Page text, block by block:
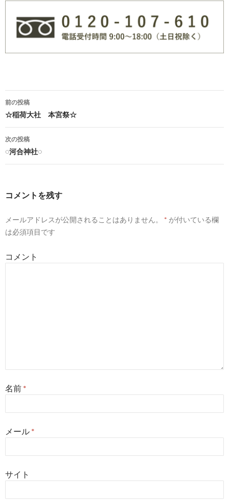
投
稿
ナ
ゲ
ー
シ
ン
前の投稿
☆稲荷大社 本宮祭☆
次の投稿
◌河合神社◌
コメントを残す
メールアドレスが公開されることはありません。 * が付いている欄
は必須項目です
コメント
名前 *
メール *
サイト